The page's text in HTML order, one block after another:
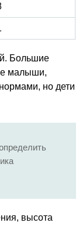
Большие
малыши,
но дети
высота